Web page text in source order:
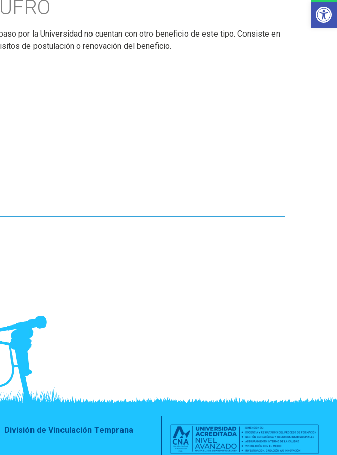
por la Universidad no cuentan con otro beneficio de este tipo. Consiste en
de postulación o renovación del beneficio.
División de Vinculación Temprana